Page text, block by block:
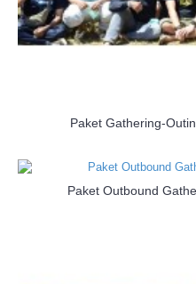
Paket Gathering-
Paket Outbound